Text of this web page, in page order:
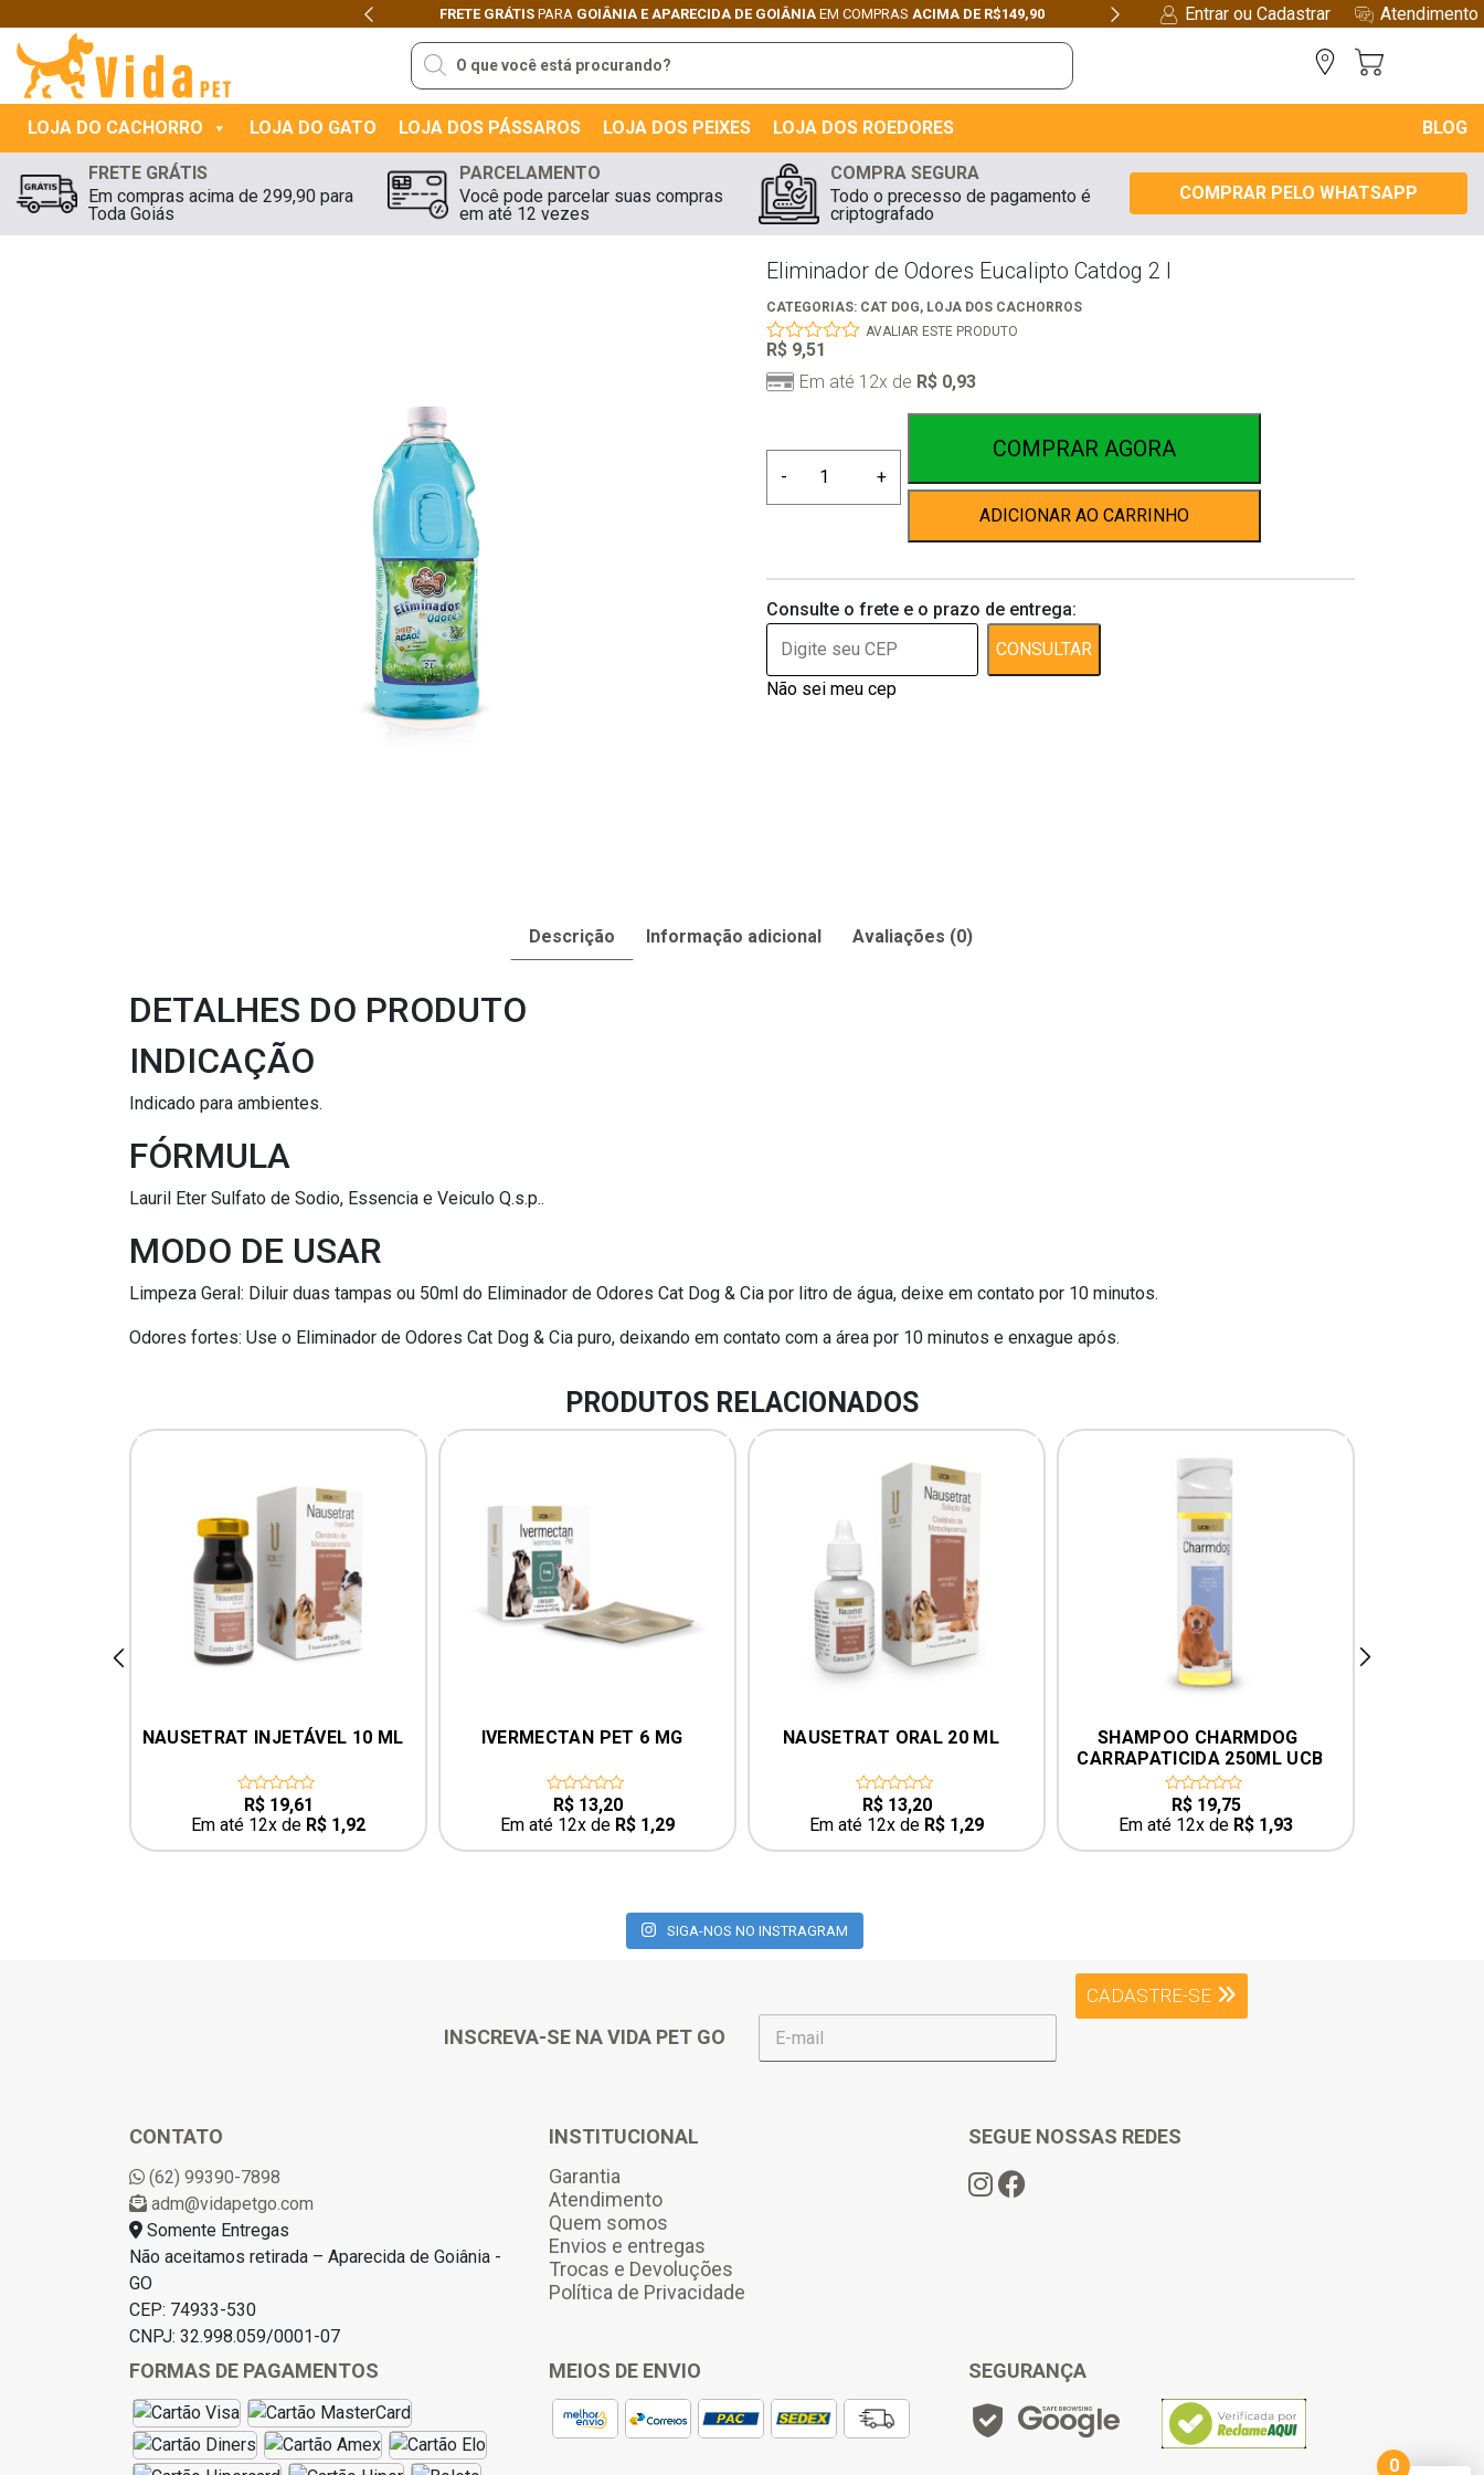
FRETE GRÁTIS PARA GOIÂNIA E APARECIDA DE GOIÂNIA EM COMPRAS ACIMA DE R$149,90
Previous Next
Entrar ou Cadastrar
Atendimento
Pesquisar
produtos
LOJA DO CACHORRO LOJA DO GATO LOJA DOS PÁSSAROS LOJA DOS PEIXES LOJA DOS ROEDORES BLOG
FRETE GRÁTIS
Em compras acima de 299,90 para
Toda Goiás
PARCELAMENTO
Você pode parcelar suas compras
em até 12 vezes
COMPRA SEGURA
Todo o precesso de pagamento é
criptografado
COMPRAR PELO WHATSAPP
Eliminador de Odores Eucalipto Catdog 2 l
CATEGORIAS: CAT DOG, LOJA DOS CACHORROS
0
out
of
AVALIAR ESTE PRODUTO
R$ 9,51
Em até 12x de R$ 0,93
-
l
quantidade
+
COMPRAR AGORA
ADICIONAR AO CARRINHO
Consulte o frete e o prazo de entrega:
CONSULTAR
Não sei meu cep
Descrição Informação adicional Avaliações (0)
DETALHES DO PRODUTO
INDICAÇÃO
Indicado para ambientes.
FÓRMULA
Lauril Eter Sulfato de Sodio, Essencia e Veiculo Q.s.p..
MODO DE USAR
Limpeza Geral: Diluir duas tampas ou 50ml do Eliminador de Odores Cat Dog & Cia por litro de água, deixe em contato por 10 minutos.
Odores fortes: Use o Eliminador de Odores Cat Dog & Cia puro, deixando em contato com a área por 10 minutos e enxague após.
PRODUTOS RELACIONADOS
NAUSETRAT INJETÁVEL 10 ML
0
out
of
5
R$19,61
Em até 12x de R$ 1,92
IVERMECTAN PET 6 MG
0
out
of
5
R$13,20
Em até 12x de R$ 1,29
NAUSETRAT ORAL 20 ML
0
out
of
5
R$13,20
Em até 12x de R$ 1,29
SHAMPOO CHARMDOG
CARRAPATICIDA 250ML UCB
0
out
of
5
R$19,75
Em até 12x de R$ 1,93
prev
next
SIGA-NOS NO INSTRAGRAM
INSCREVA-SE NA VIDA PET GO
E
m
CADASTRE-SE
CONTATO
(62) 99390-7898
adm@vidapetgo.com
Somente Entregas
Não aceitamos retirada – Aparecida de Goiânia -
GO
CEP: 74933-530
CNPJ: 32.998.059/0001-07
INSTITUCIONAL
Garantia
Atendimento
Quem somos
Envios e entregas
Trocas e Devoluções
Política de Privacidade
SEGUE NOSSAS REDES
FORMAS DE PAGAMENTOS MEIOS DE ENVIO SEGURANÇA
0